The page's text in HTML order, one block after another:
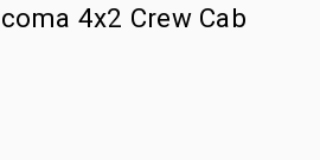
4x2 Crew Cab